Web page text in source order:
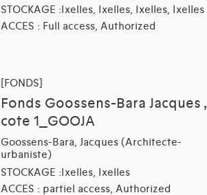
STOCKAGE :Ixelles, Ixelles, Ixelles, Ixelles
ACCES : Full access, Authorized
[FONDS]
Fonds Goossens-Bara Jacques ,
cote 1_GOOJA
Goossens-Bara, Jacques (Architecte-
urbaniste)
STOCKAGE :Ixelles, Ixelles
ACCES : partiel access, Authorized